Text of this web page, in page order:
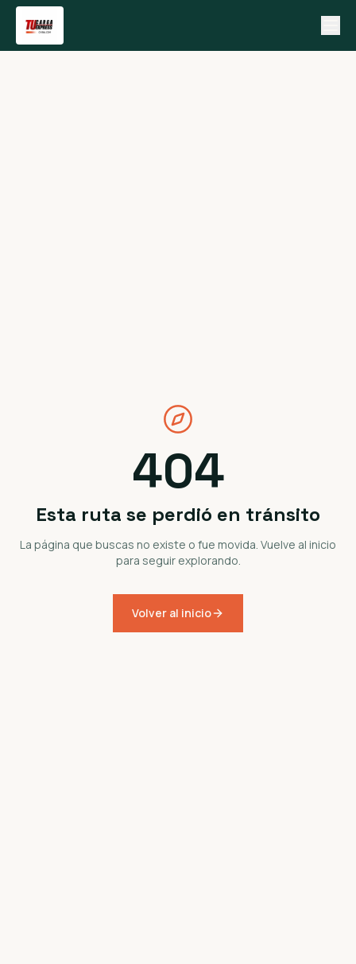
404
Esta ruta se perdió en tránsito
La página que buscas no existe o fue movida. Vuelve al inicio
para seguir explorando.
Volver al inicio